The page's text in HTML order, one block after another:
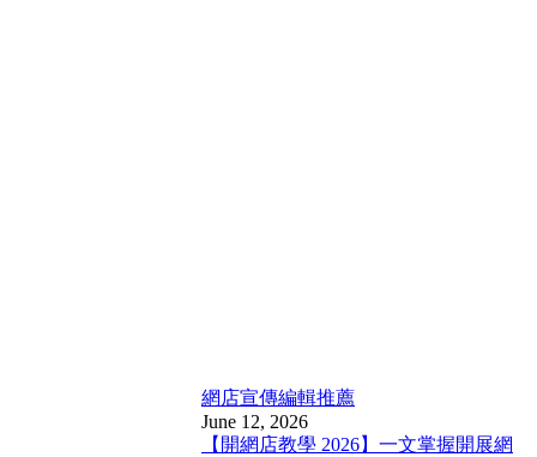
網店宣傳編輯推薦
June 12, 2026
【開網店教學 2026】一文掌握開展網